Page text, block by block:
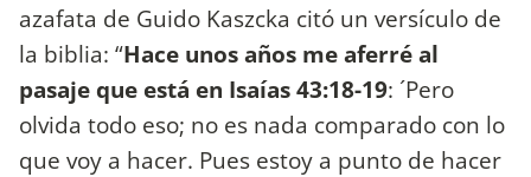
azafata de Guido Kaszcka citó un versículo de
la biblia: “Hace unos años me aferré al
pasaje que está en Isaías 43:18-19: ´Pero
olvida todo eso; no es nada comparado con lo
que voy a hacer. Pues estoy a punto de hacer